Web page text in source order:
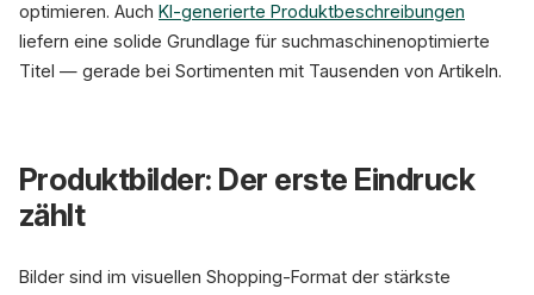
optimieren. Auch KI-generierte Produktbeschreibungen
liefern eine solide Grundlage für suchmaschinenoptimierte
Titel — gerade bei Sortimenten mit Tausenden von Artikeln.
Produktbilder: Der erste Eindruck
zählt
Bilder sind im visuellen Shopping-Format der stärkste